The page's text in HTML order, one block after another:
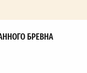
БРЕВНА